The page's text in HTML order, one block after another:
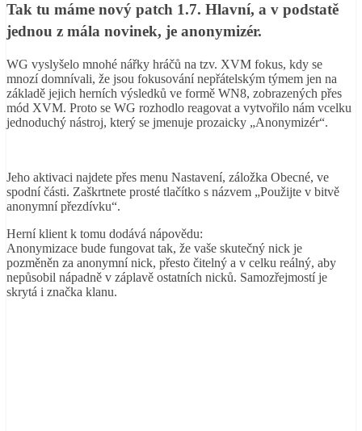
Tak tu máme nový patch 1.7. Hlavní, a v podstatě
jednou z mála novinek, je anonymizér.
WG vyslyšelo mnohé nářky hráčů na tzv. XVM fokus, kdy se
mnozí domnívali, že jsou fokusování nepřátelským týmem jen na
základě jejich herních výsledků ve formě WN8, zobrazených přes
mód XVM. Proto se WG rozhodlo reagovat a vytvořilo nám vcelku
jednoduchý nástroj, který se jmenuje prozaicky „Anonymizér“.
Jeho aktivaci najdete přes menu Nastavení, záložka Obecné, ve
spodní části. Zaškrtnete prosté tlačítko s názvem „Použijte v bitvě
anonymní přezdívku“.
Herní klient k tomu dodává nápovědu:
Anonymizace bude fungovat tak, že vaše skutečný nick je
pozměněn za anonymní nick, přesto čitelný a v celku reálný, aby
nepůsobil nápadně v záplavě ostatních nicků. Samozřejmostí je
skrytá i značka klanu.